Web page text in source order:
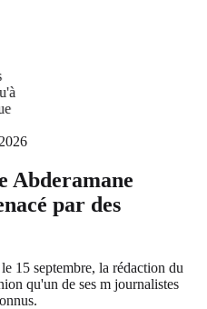
Abderamane
par des
15 septembre, la rédaction du
qu'un de ses m journalistes